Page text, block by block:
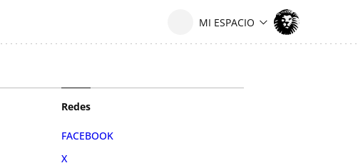
Redes
FACEBOOK
X